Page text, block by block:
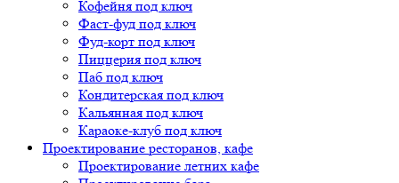
Кофейня под ключ
Фаст-фуд под ключ
Фуд-корт под ключ
Пиццерия под ключ
Паб под ключ
Кондитерская под ключ
Кальянная под ключ
Караоке-клуб под ключ
Проектирование ресторанов, кафе
Проектирование летних кафе